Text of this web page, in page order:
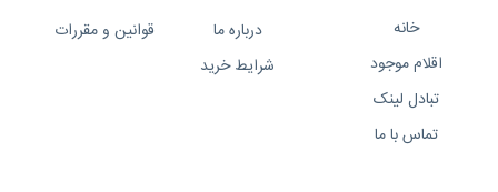
خانه
اقلام موجود
تبادل لینک
تماس با ما
درباره ما
شرایط خرید
قوانین و مقررات